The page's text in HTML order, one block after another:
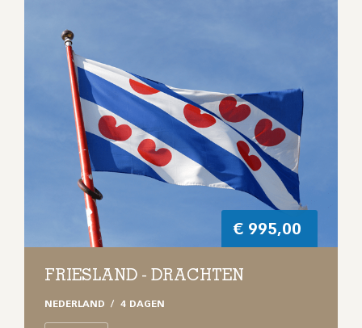
€ 995,00
FRIESLAND - DRACHTEN
NEDERLAND 4 DAGEN